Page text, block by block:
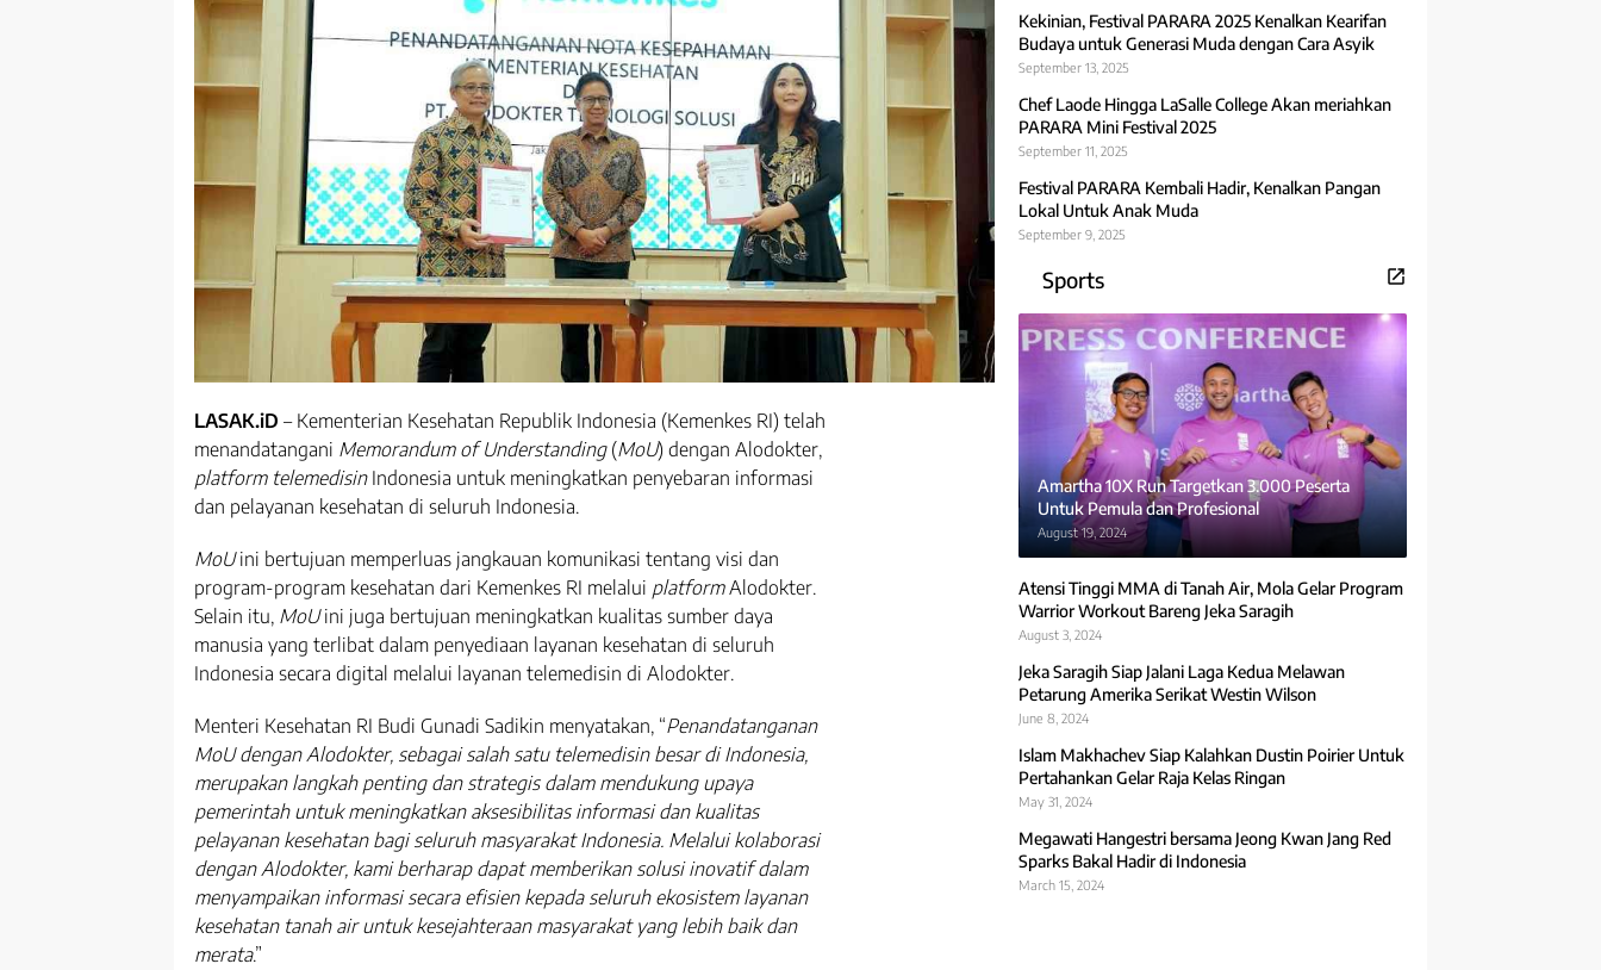
LASAK.iD – Kementerian Kesehatan Republik Indonesia (Kemenkes RI) telah
menandatangani Memorandum of Understanding(MoU) dengan Alodokter,
platform telemedisinIndonesia untuk meningkatkan penyebaran informasi
dan pelayanan kesehatan di seluruh Indonesia.
MoUini bertujuan memperluas jangkauan komunikasi tentang visi dan
program-program kesehatan dari Kemenkes RI melalui platformAlodokter.
Selain itu, MoUini juga bertujuan meningkatkan kualitas sumber daya
manusia yang terlibat dalam penyediaan layanan kesehatan di seluruh
Indonesia secara digital melalui layanan telemedisin di Alodokter.
Menteri Kesehatan RI Budi Gunadi Sadikin menyatakan, “Penandatanganan
MoU dengan Alodokter, sebagai salah satu telemedisin besar di Indonesia,
merupakan langkah penting dan strategis dalam mendukung upaya
pemerintah untuk meningkatkan aksesibilitas informasi dan kualitas
pelayanan kesehatan bagi seluruh masyarakat Indonesia. Melalui kolaborasi
dengan Alodokter, kami berharap dapat memberikan solusi inovatif dalam
menyampaikan informasi secara efisien kepada seluruh ekosistem layanan
kesehatan tanah air untuk kesejahteraan masyarakat yang lebih baik dan
merata.”
Kekinian, Festival PARARA 2025 Kenalkan Kearifan
Budaya untuk Generasi Muda dengan Cara Asyik
September 13, 2025
Chef Laode Hingga LaSalle College Akan meriahkan
PARARA Mini Festival 2025
September 11, 2025
Festival PARARA Kembali Hadir, Kenalkan Pangan
Lokal Untuk Anak Muda
September 9, 2025
Sports
Amartha 10X Run Targetkan 3.000 Peserta
Untuk Pemula dan Profesional
August 19, 2024
Atensi Tinggi MMA di Tanah Air, Mola Gelar Program
Warrior Workout Bareng Jeka Saragih
August 3, 2024
Jeka Saragih Siap Jalani Laga Kedua Melawan
Petarung Amerika Serikat Westin Wilson
June 8, 2024
Islam Makhachev Siap Kalahkan Dustin Poirier Untuk
Pertahankan Gelar Raja Kelas Ringan
May 31, 2024
Megawati Hangestri bersama Jeong Kwan Jang Red
Sparks Bakal Hadir di Indonesia
March 15, 2024